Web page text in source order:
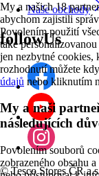
My a našich 18
abychom zajistili
Povolením použití
také
jen nezbytné cookies,
rozhodnutí můžete
údajů nebo kliknutím
My a naši
následujících
Povolením souborů
zobrazeného obsahu
Naše obchody
followUs
©Tesco Stores ČR